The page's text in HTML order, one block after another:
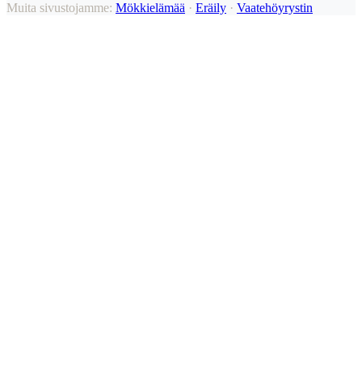
Muita sivustojamme: Mökkielämää · Eräily · Vaatehöyrystin